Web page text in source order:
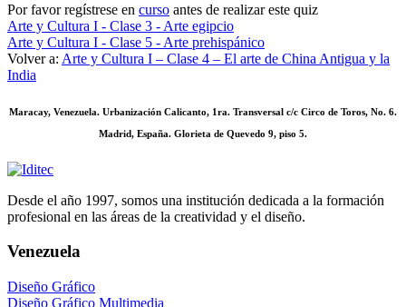
Por favor regístrese en curso antes de realizar este quiz
Arte y Cultura I - Clase 3 - Arte egipcio
Arte y Cultura I - Clase 5 - Arte prehispánico
Volver a: Arte y Cultura I – Clase 4 – El arte de China Antigua y la
India
Maracay, Venezuela. Urbanización Calicanto, 1ra. Transversal c/c Circo de Toros, No. 6.
Madrid, España. Glorieta de Quevedo 9, piso 5.
Desde el año 1997, somos una institución dedicada a la formación
profesional en las áreas de la creatividad y el diseño.
Venezuela
Diseño Gráfico
Diseño Gráfico Multimedia